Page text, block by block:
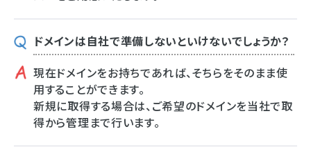
ドメインは自社で準備しないといけないでしょうか？
現在ドメインをお持ちであれば、そちらをそのまま使
用することができます。
新規に取得する場合は、ご希望のドメインを当社で取
得から管理まで行います。